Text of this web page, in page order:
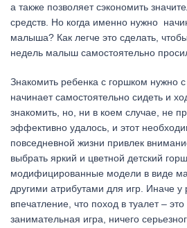
а также позволяет сэкономить
средств. Но когда именно нужно
малыша? Как легче это сделать,
недель малыш самостоятельно
Знакомить ребенка с горшком нужно
начинает самостоятельно сидеть и
знакомить, но, ни в коем случае, не
эффективно удалось, и этот
повседневной жизни привлек
выбрать яркий и цветной детский
модифицированные модели в виде
другими атрибутами для игр. Иначе у
впечатление, что поход в туалет –
занимательная игра, ничего